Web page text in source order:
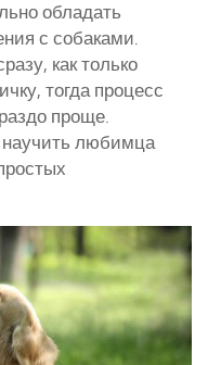
кур
обладать
с собаками.
как только
тогда процесс
проще.
научить любимца